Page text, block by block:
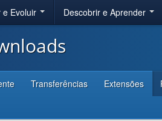
e Evoluir Descobrir e Aprender
Transferências Extensões